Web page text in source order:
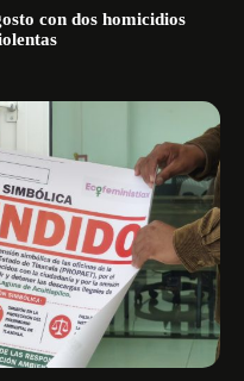
con dos homicidios